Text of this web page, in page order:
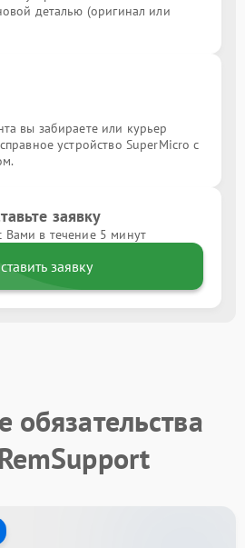
деталью (оригинал или
вы забираете или курьер
устройство SuperMicro с
заявку
Вами в течение 5 минут
заявку
обязательства